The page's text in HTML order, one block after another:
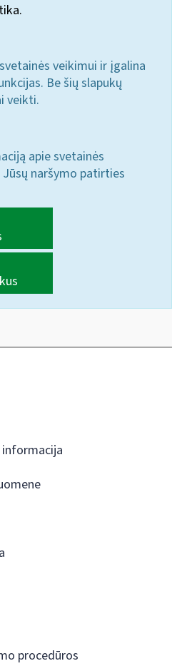
veikimui ir įgalina
Be šių slapukų
veikti.
apie svetainės
naršymo patirties
procedūros